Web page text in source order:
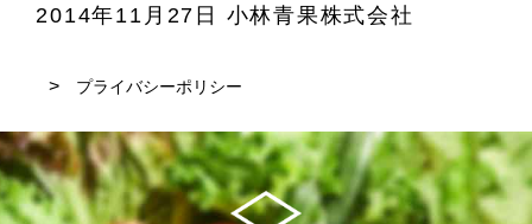
2014年11月27日 小林青果株式会社
プライバシーポリシー